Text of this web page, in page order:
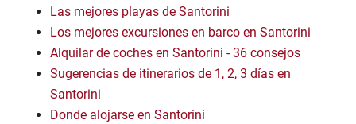
Las mejores playas de Santorini
Los mejores excursiones en barco en Santorini
Alquilar de coches en Santorini - 36 consejos
Sugerencias de itinerarios de 1, 2, 3 días en
Santorini
Donde alojarse en Santorini